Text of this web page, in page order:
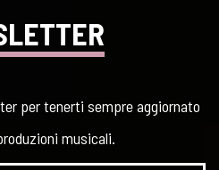
per tenerti sempre aggiornato
musicali.